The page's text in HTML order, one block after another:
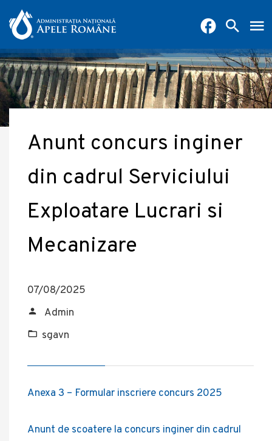
Anunt concurs inginer
din cadrul Serviciului
Exploatare Lucrari si
Mecanizare
07/08/2025
Admin
sgavn
Anexa 3 – Formular inscriere concurs 2025
Anunt de scoatere la concurs inginer din cadrul